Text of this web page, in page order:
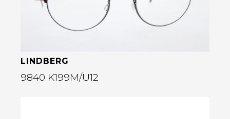
LINDBERG
9840 K199M/U12